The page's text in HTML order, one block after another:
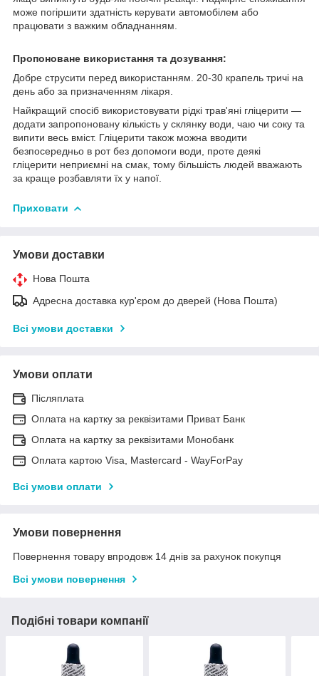
може погіршити здатність керувати автомобілем або
працювати з важким обладнанням.
Пропоноване використання та дозування:
Добре струсити перед використанням. 20-30 крапель тричі на
день або за призначенням лікаря.
Найкращий спосіб використовувати рідкі трав'яні гліцерити —
додати запропоновану кількість у склянку води, чаю чи соку та
випити весь вміст. Гліцерити також можна вводити
безпосередньо в рот без допомоги води, проте деякі
гліцерити неприємні на смак, тому більшість людей вважають
за краще розбавляти їх у напої.
Приховати
Умови доставки
Нова Пошта
Адресна доставка кур'єром до дверей (Нова Пошта)
Всі умови доставки
Умови оплати
Післяплата
Оплата на картку за реквізитами Приват Банк
Оплата на картку за реквізитами Монобанк
Оплата картою Visa, Mastercard - WayForPay
Всі умови оплати
Умови повернення
Повернення товару впродовж 14 днів за рахунок покупця
Всі умови повернення
Подібні товари компанії